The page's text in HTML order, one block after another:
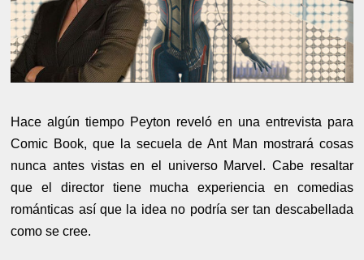
Hace algún tiempo Peyton reveló en una entrevista para
Comic Book, que la secuela de Ant Man mostrará cosas
nunca antes vistas en el universo Marvel. Cabe resaltar
que el director tiene mucha experiencia en comedias
románticas así que la idea no podría ser tan descabellada
como se cree.